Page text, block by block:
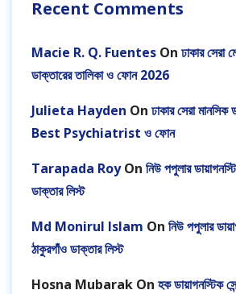
Recent Comments
Macie R. Q. Fuentes On ঢাকার সেরা
ডাক্তারের তালিকা ও ফোন 2026
Julieta Hayden On ঢাকার সেরা
Best Psychiatrist ও ফোন
Tarapada RoyOn নিউ পপুলার
ডাক্তার লিস্ট
Md Monirul Islam On নিউ পপুলার
ঠাকুরগাঁও ডাক্তার লিস্ট
Hosna Mubarak On হক ডায়াগনস্টিক